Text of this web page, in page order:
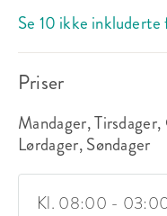
Vi står for all drikke.
Se 10 ikke
Priser
Mandager,
Lørdager, Søndager
Kl. 08:00 -